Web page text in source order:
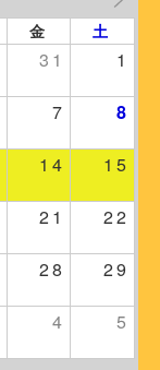
金 土
31 1
7 8
14 15
21 22
28 29
4 5